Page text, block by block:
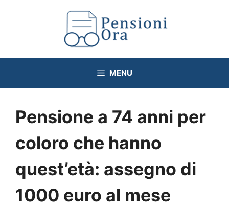
MENU
Pensione a 74 anni per
coloro che hanno
quest’età: assegno di
1000 euro al mese